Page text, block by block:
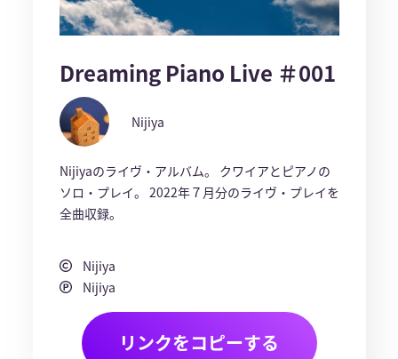
Dreaming Piano Live ＃001
Nijiya
Nijiyaのライヴ・アルバム。 クワイアとピアノの
ソロ・プレイ。 2022年７月分のライヴ・プレイを
全曲収録。
Nijiya
Nijiya
リンクをコピーする